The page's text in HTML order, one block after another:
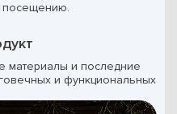
посещению.
материалы и последние
и функциональных